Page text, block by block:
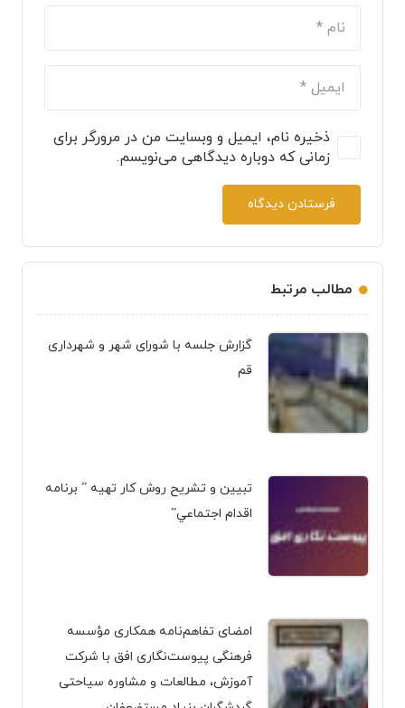
ذخیره نام، ایمیل و وبسایت من در مرورگر برای
زمانی که دوباره دیدگاهی می‌نویسم.
فرستادن دیدگاه
مطالب مرتبط
گزارش جلسه با شورای شهر و شهرداری
قم
تبيين و تشريح روش کار تهیه ” برنامه
اقدام اجتماعي”
امضای تفاهم‌نامه همکاری مؤسسه
فرهنگی پیوست‌نگاری افق با شرکت
آموزش، مطالعات و مشاوره سیاحتی